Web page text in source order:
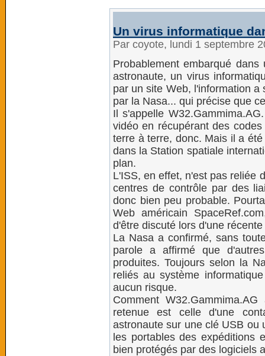
Un virus informatique
Par coyote, lundi 1 septembre
Probablement embarqué
astronaute, un virus
par un site Web, l'information
par la Nasa... qui précise que
Il s'appelle
vidéo en récupérant des
terre à terre, donc. Mais il a
dans la Station spatiale
plan.
L'ISS, en effet, n'est pas reliée
centres de contrôle par des
donc bien peu probable.
Web américain
d'être discuté lors d'une
La Nasa a confirmé, sans
parole a affirmé que
produites. Toujours selon la
reliés au système
aucun risque.
Comment
retenue est celle d'une
astronaute sur une clé USB ou
les portables des expéditions
bien protégés par des logiciels